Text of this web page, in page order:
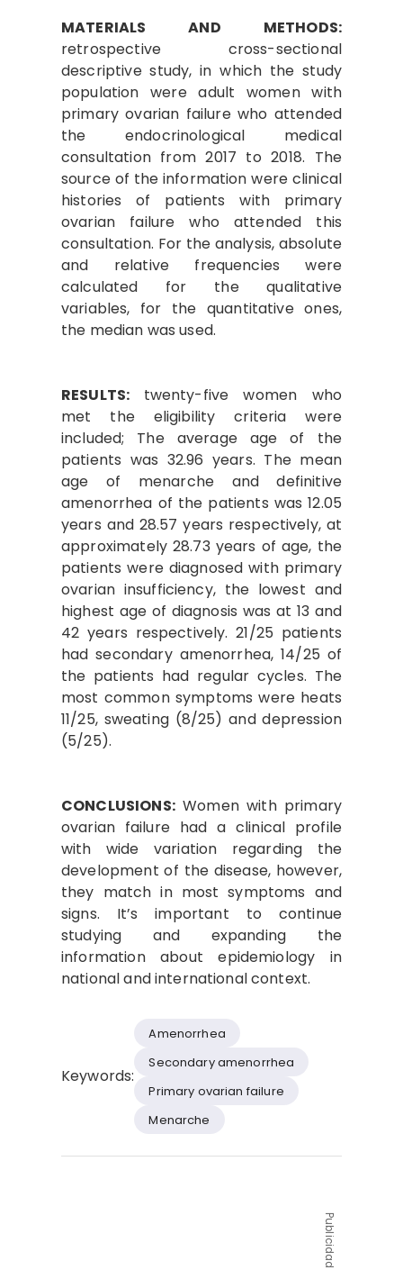
MATERIALS AND METHODS:
retrospective cross-sectional
descriptive study, in which the study
population were adult women with
primary ovarian failure who attended
the endocrinological medical
consultation from 2017 to 2018. The
source of the information were clinical
histories of patients with primary
ovarian failure who attended this
consultation. For the analysis, absolute
and relative frequencies were
calculated for the qualitative
variables, for the quantitative ones,
the median was used.
RESULTS: twenty-five women who
met the eligibility criteria were
included; The average age of the
patients was 32.96 years. The mean
age of menarche and definitive
amenorrhea of the patients was 12.05
years and 28.57 years respectively, at
approximately 28.73 years of age, the
patients were diagnosed with primary
ovarian insufficiency, the lowest and
highest age of diagnosis was at 13 and
42 years respectively. 21/25 patients
had secondary amenorrhea, 14/25 of
the patients had regular cycles. The
most common symptoms were heats
11/25, sweating (8/25) and depression
(5/25).
CONCLUSIONS:Women with primary
ovarian failure had a clinical profile
with wide variation regarding the
development of the disease, however,
they match in most symptoms and
signs. It’s important to continue
studying and expanding the
information about epidemiology in
national and international context.
Keywords:
Amenorrhea
Secondary amenorrhea
Primary ovarian failure
Menarche
Publicidad